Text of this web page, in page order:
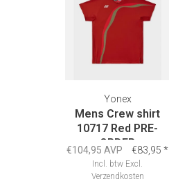
Yonex
Mens Crew shirt
10717 Red PRE-
ORDER
€104,95 AVP €83,95 *
Incl. btw Excl.
Verzendkosten